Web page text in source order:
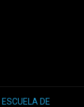
ESCUELA DE